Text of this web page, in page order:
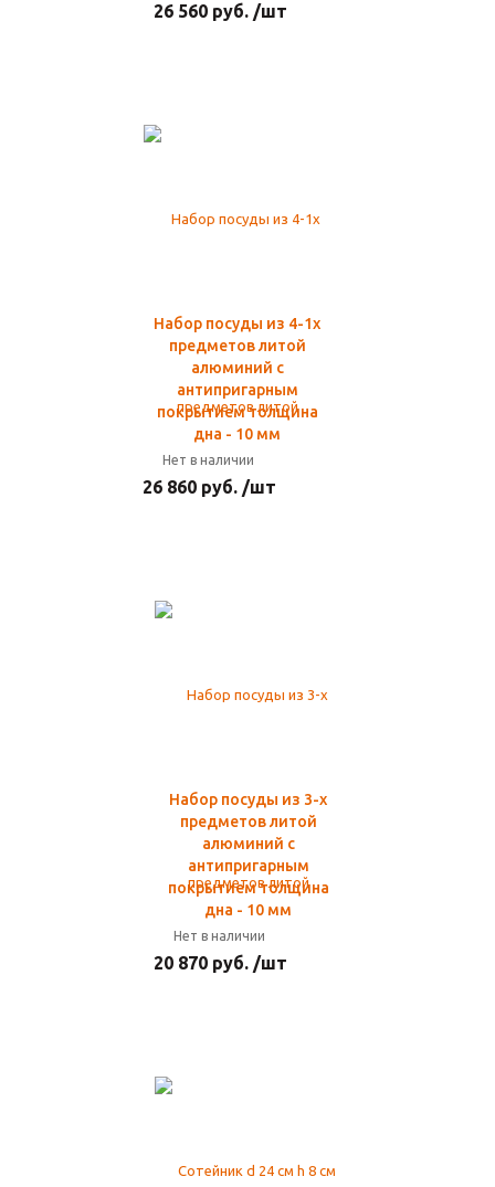
26 560 руб. /шт
Набор посуды из 4-1х
предметов литой
алюминий с
антипригарным
покрытием толщина
дна - 10 мм
Нет в наличии
26 860 руб. /шт
Набор посуды из 3-х
предметов литой
алюминий с
антипригарным
покрытием толщина
дна - 10 мм
Нет в наличии
20 870 руб. /шт